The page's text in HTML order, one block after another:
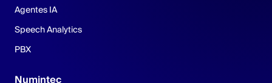
Agentes IA
Speech Analytics
PBX
Numintec